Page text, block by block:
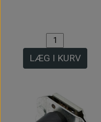
LÆG I KURV